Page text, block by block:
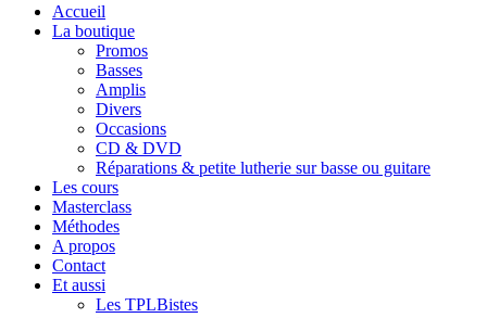
Accueil
La boutique
Promos
Basses
Amplis
Divers
Occasions
CD & DVD
Réparations & petite lutherie sur basse ou guitare
Les cours
Masterclass
Méthodes
A propos
Contact
Et aussi
Les TPLBistes